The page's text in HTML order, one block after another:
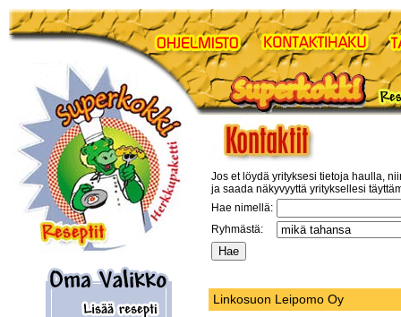
Jos et löydä yrityksesi tietoja haulla,
ja saada näkyvyyttä yrityksellesi
Hae nimellä:
Ryhmästä:
Linkosuon Leipomo Oy